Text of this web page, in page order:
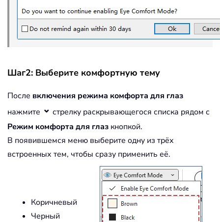
Шаг2: Выберите комфортную тему
После включения режима комфорта для глаз
нажмите ⌄ стрелку раскрывающегося списка рядом с
Режим комфорта для глаз кнопкой.
В появившемся меню выберите одну из трёх
встроенных тем, чтобы сразу применить её.
Коричневый
Черный